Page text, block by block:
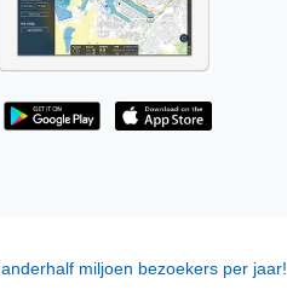
anderhalf miljoen bezoekers per jaar!